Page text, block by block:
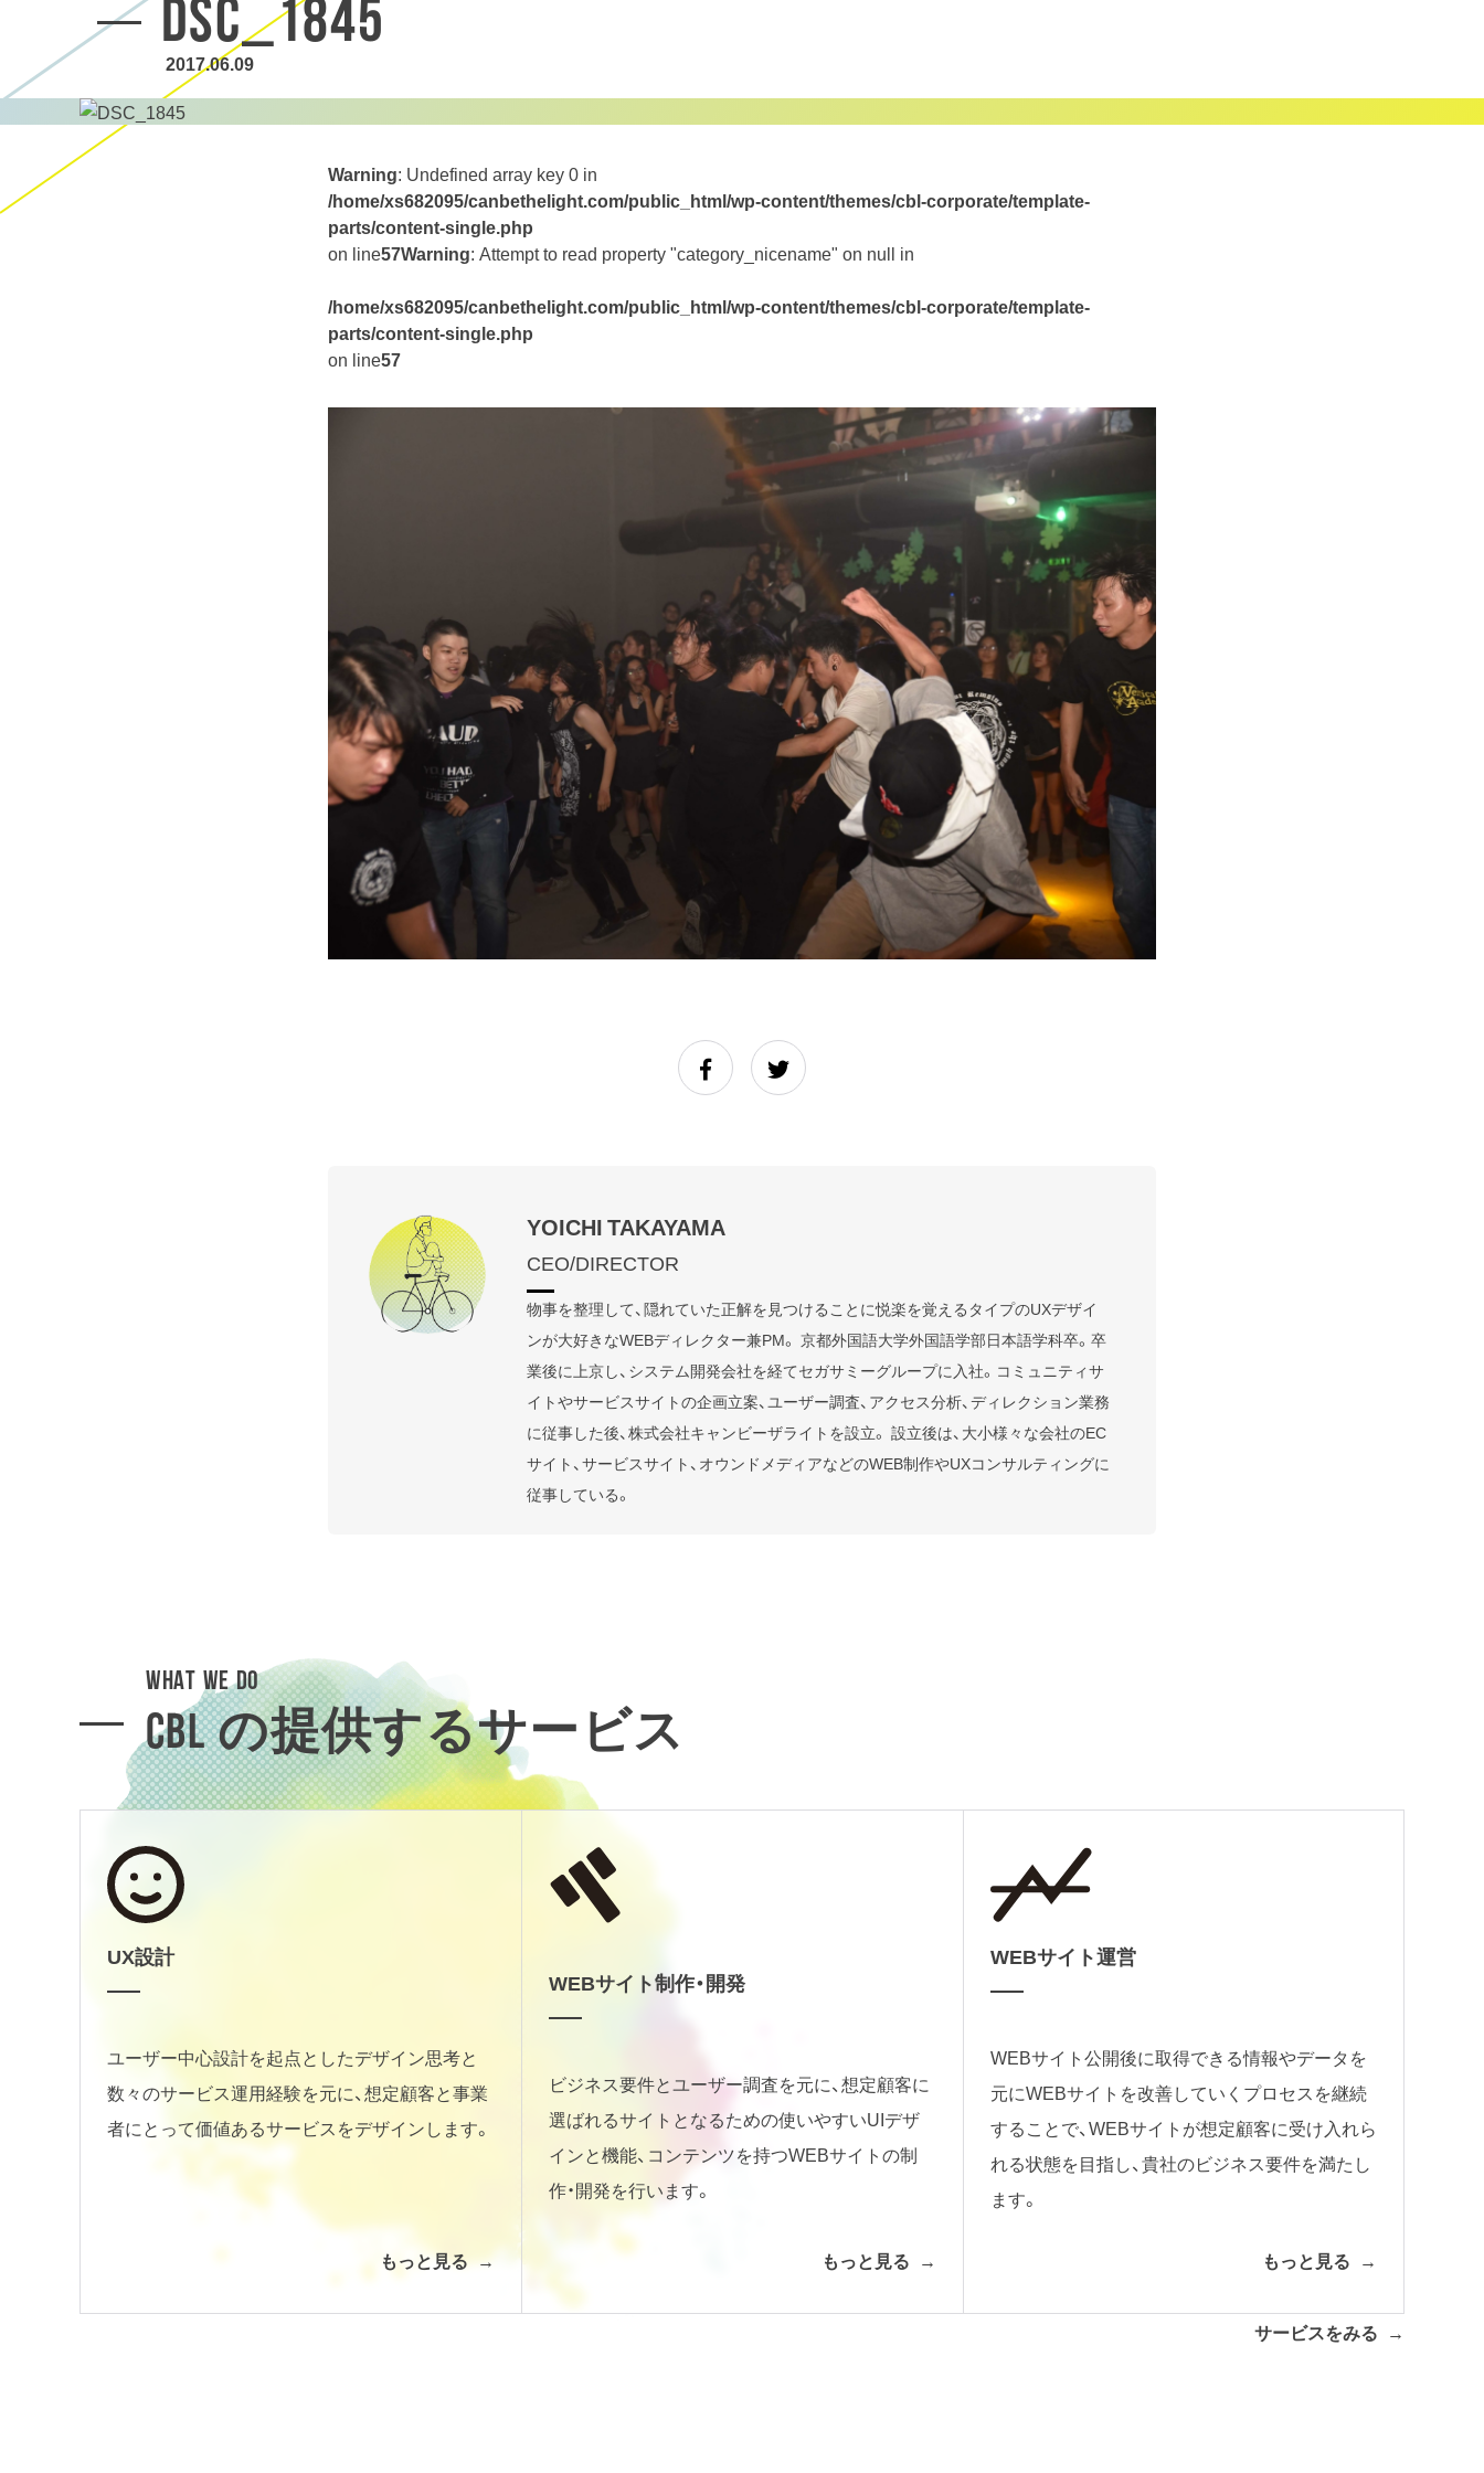
2017.06.09
Warning: Undefined array key 0 in
/home/xs682095/canbethelight.com/public_html/wp-content/themes/cbl-corporate/template-
parts/content-single.php
on line57Warning: Attempt to read property "category_nicename" on null in
/home/xs682095/canbethelight.com/public_html/wp-content/themes/cbl-corporate/template-
parts/content-single.php
on line57
YOICHI TAKAYAMA
CEO/DIRECTOR
物事を整理して、隠れていた正解を見つけることに悦楽を覚えるタイプのUXデザイ
ンが大好きなWEBディレクター兼PM。 京都外国語大学外国語学部日本語学科卒。卒
業後に上京し、システム開発会社を経てセガサミーグループに入社。コミュニティサ
イトやサービスサイトの企画立案、ユーザー調査、アクセス分析、ディレクション業務
に従事した後、株式会社キャンビーザライトを設立。 設立後は、大小様々な会社のEC
サイト、サービスサイト、オウンドメディアなどのWEB制作やUXコンサルティングに
従事している。
WHAT WE DO
CBL の提供するサービス
UX設計
ユーザー中心設計を起点としたデザイン思考と
数々のサービス運用経験を元に、想定顧客と事業
者にとって価値あるサービスをデザインします。
もっと見る
WEBサイト制作・開発
ビジネス要件とユーザー調査を元に、想定顧客に
選ばれるサイトとなるための使いやすいUIデザ
インと機能、コンテンツを持つWEBサイトの制
作・開発を行います。
もっと見る
WEBサイト運営
WEBサイト公開後に取得できる情報やデータを
元にWEBサイトを改善していくプロセスを継続
することで、WEBサイトが想定顧客に受け入れら
れる状態を目指し、貴社のビジネス要件を満たし
ます。
もっと見る
サービスをみる